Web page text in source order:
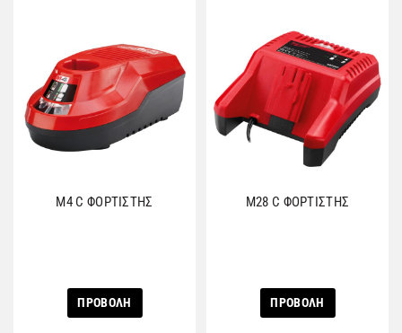
M4 C ΦΟΡΤΙΣΤΗΣ
ΠΡΟΒΟΛΗ
M28 C ΦΟΡΤΙΣΤΗΣ
ΠΡΟΒΟΛΗ